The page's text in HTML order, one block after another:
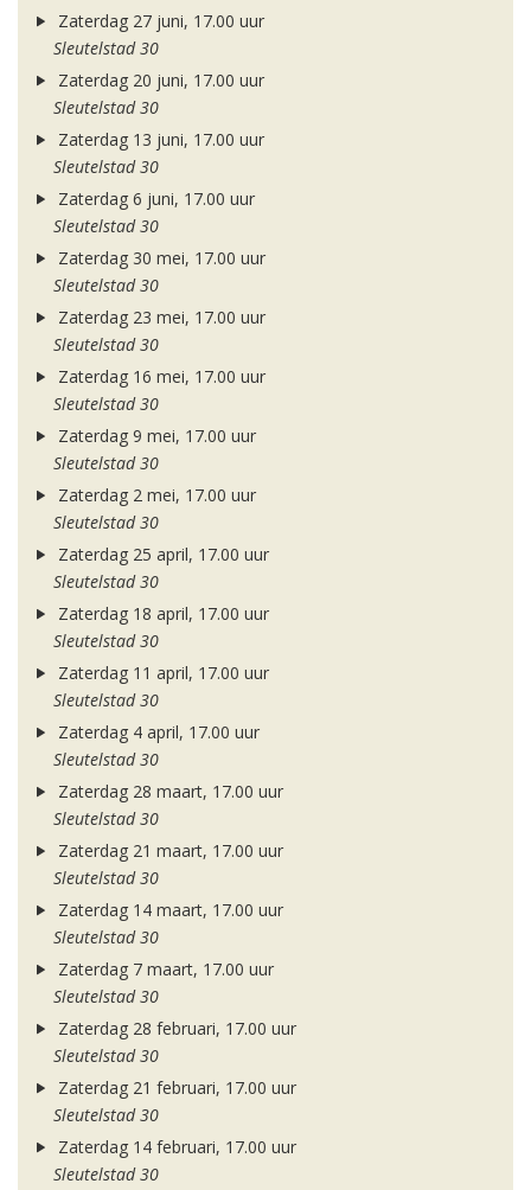
Zaterdag 27 juni, 17.00 uur
Sleutelstad 30
Zaterdag 20 juni, 17.00 uur
Sleutelstad 30
Zaterdag 13 juni, 17.00 uur
Sleutelstad 30
Zaterdag 6 juni, 17.00 uur
Sleutelstad 30
Zaterdag 30 mei, 17.00 uur
Sleutelstad 30
Zaterdag 23 mei, 17.00 uur
Sleutelstad 30
Zaterdag 16 mei, 17.00 uur
Sleutelstad 30
Zaterdag 9 mei, 17.00 uur
Sleutelstad 30
Zaterdag 2 mei, 17.00 uur
Sleutelstad 30
Zaterdag 25 april, 17.00 uur
Sleutelstad 30
Zaterdag 18 april, 17.00 uur
Sleutelstad 30
Zaterdag 11 april, 17.00 uur
Sleutelstad 30
Zaterdag 4 april, 17.00 uur
Sleutelstad 30
Zaterdag 28 maart, 17.00 uur
Sleutelstad 30
Zaterdag 21 maart, 17.00 uur
Sleutelstad 30
Zaterdag 14 maart, 17.00 uur
Sleutelstad 30
Zaterdag 7 maart, 17.00 uur
Sleutelstad 30
Zaterdag 28 februari, 17.00 uur
Sleutelstad 30
Zaterdag 21 februari, 17.00 uur
Sleutelstad 30
Zaterdag 14 februari, 17.00 uur
Sleutelstad 30